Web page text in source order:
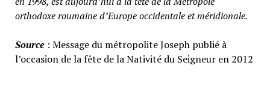
orthodoxe roumaine d’Europe occidentale et méridionale.
Source : Message du métropolite Joseph publié à
l’occasion de la fête de la Nativité du Seigneur en 2012